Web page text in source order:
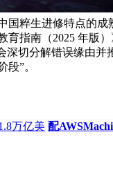
粹生进修特点的成
指南（2025 年版
切分解错误缘由
”。
万亿美 配